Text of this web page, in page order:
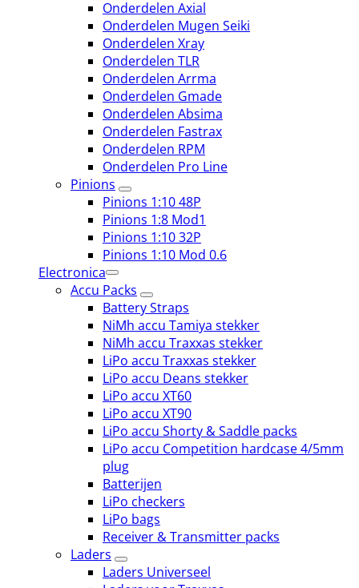
Onderdelen Axial
Onderdelen Mugen Seiki
Onderdelen Xray
Onderdelen TLR
Onderdelen Arrma
Onderdelen Gmade
Onderdelen Absima
Onderdelen Fastrax
Onderdelen RPM
Onderdelen Pro Line
Pinions
Pinions 1:10 48P
Pinions 1:8 Mod1
Pinions 1:10 32P
Pinions 1:10 Mod 0.6
Electronica
Accu Packs
Battery Straps
NiMh accu Tamiya stekker
NiMh accu Traxxas stekker
LiPo accu Traxxas stekker
LiPo accu Deans stekker
LiPo accu XT60
LiPo accu XT90
LiPo accu Shorty & Saddle packs
LiPo accu Competition hardcase 4/5mm
plug
Batterijen
LiPo checkers
LiPo bags
Receiver & Transmitter packs
Laders
Laders Universeel